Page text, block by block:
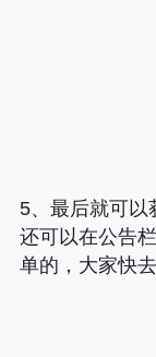
5、最后就可以
还可以在公告
单的，大家快去